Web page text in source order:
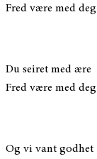
Fred være med deg
Du seiret med ære
Fred være med deg
Og vi vant godhet